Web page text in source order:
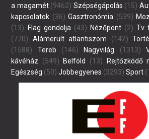
a magamét(9462) Szépségápolás (15)
kapcsolatok (36) Gasztronómia (539)
(13)
Flag gondolja (43) Nézőpont(2) Tv
(770)
Alámerült atlantiszom (142)
(1588)
Tereb (146) Nagyvilág (1313)
kávéház (549) Belföld (13) Rejtőzködő
Egészség (50) Jobbegyenes (3293) Sport